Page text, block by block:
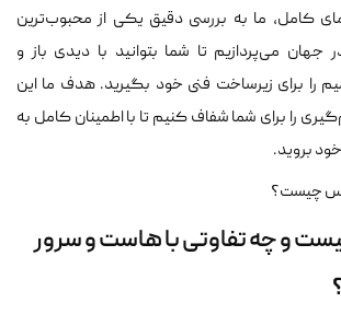
کامل، ما به بررسی دقیق یکی از محبوب‌ترین
جهان می‌پردازیم تا شما بتوانید با دیدی باز و
را برای زیرساخت فنی خود بگیرید. هدف ما این
را برای شما شفاف کنیم تا با اطمینان کامل به
بروید.
و چه تفاوتی با هاست و سرور